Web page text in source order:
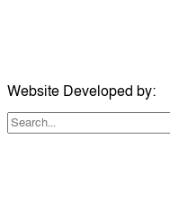
Website Developed by: